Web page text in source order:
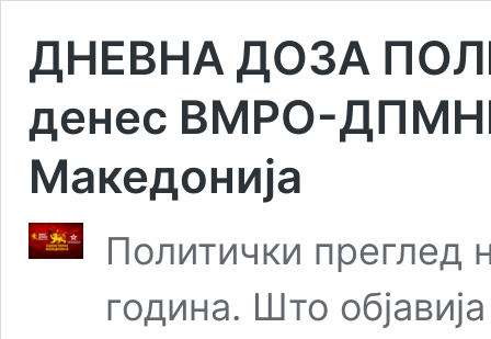
ДНЕВНА ДОЗА
денес ВМРО-
Македонија
Политички преглед
година. Што